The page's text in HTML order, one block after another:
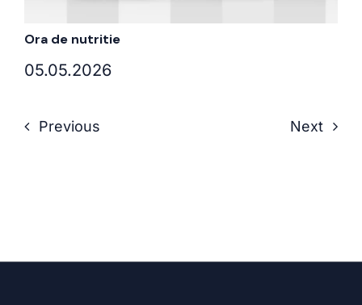
Ora de nutritie
05.05.2026
Previous Next